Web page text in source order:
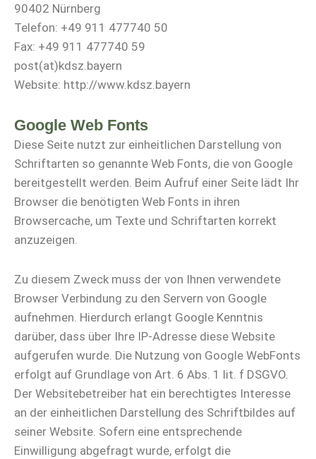
90402 Nürnberg
Telefon: +49 911 477740 50
Fax: +49 911 477740 59
post(at)kdsz.bayern
Website: http://www.kdsz.bayern
Google Web Fonts
Diese Seite nutzt zur einheitlichen Darstellung von
Schriftarten so genannte Web Fonts, die von Google
bereitgestellt werden. Beim Aufruf einer Seite lädt Ihr
Browser die benötigten Web Fonts in ihren
Browsercache, um Texte und Schriftarten korrekt
anzuzeigen.
Zu diesem Zweck muss der von Ihnen verwendete
Browser Verbindung zu den Servern von Google
aufnehmen. Hierdurch erlangt Google Kenntnis
darüber, dass über Ihre IP-Adresse diese Website
aufgerufen wurde. Die Nutzung von Google WebFonts
erfolgt auf Grundlage von Art. 6 Abs. 1 lit. f DSGVO.
Der Websitebetreiber hat ein berechtigtes Interesse
an der einheitlichen Darstellung des Schriftbildes auf
seiner Website. Sofern eine entsprechende
Einwilligung abgefragt wurde, erfolgt die